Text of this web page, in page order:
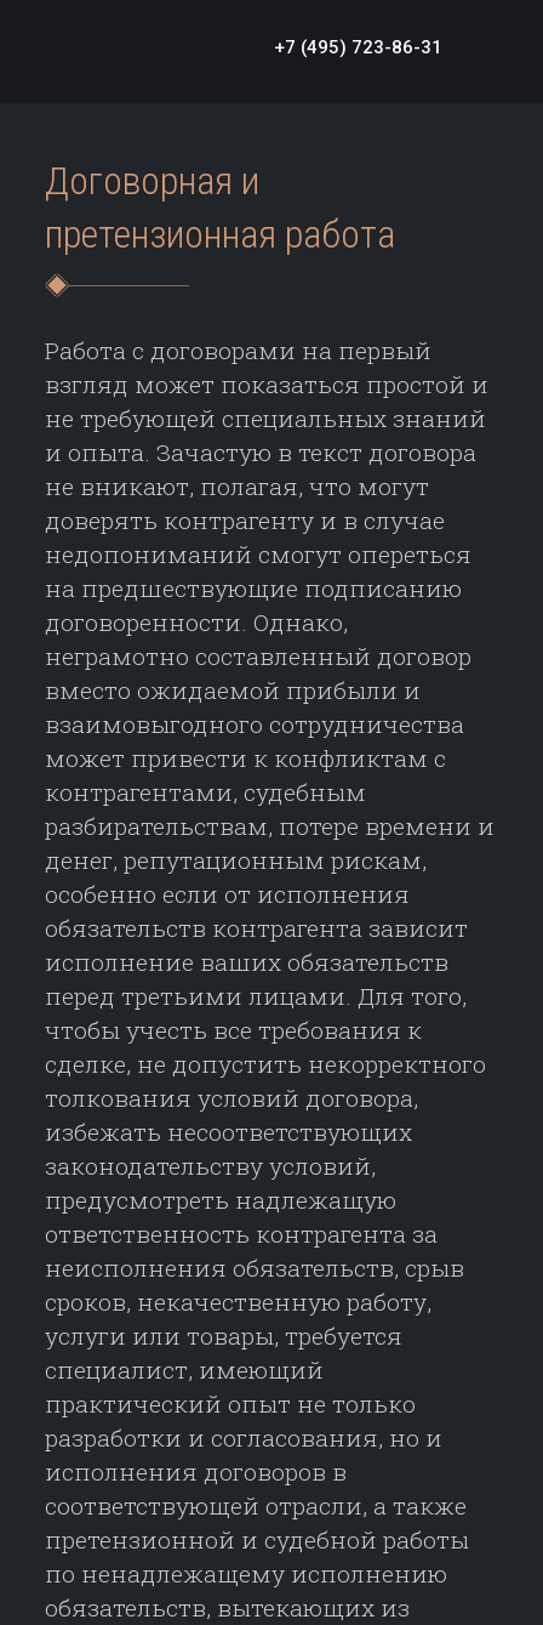
+7 (495) 723-86-31
Договорная и
претензионная работа
Работа с договорами на первый
взгляд может показаться простой и
не требующей специальных знаний
и опыта. Зачастую в текст договора
не вникают, полагая, что могут
доверять контрагенту и в случае
недопониманий смогут опереться
на предшествующие подписанию
договоренности. Однако,
неграмотно составленный договор
вместо ожидаемой прибыли и
взаимовыгодного сотрудничества
может привести к конфликтам с
контрагентами, судебным
разбирательствам, потере времени и
денег, репутационным рискам,
особенно если от исполнения
обязательств контрагента зависит
исполнение ваших обязательств
перед третьими лицами. Для того,
чтобы учесть все требования к
сделке, не допустить некорректного
толкования условий договора,
избежать несоответствующих
законодательству условий,
предусмотреть надлежащую
ответственность контрагента за
неисполнения обязательств, срыв
сроков, некачественную работу,
услуги или товары, требуется
специалист, имеющий
практический опыт не только
разработки и согласования, но и
исполнения договоров в
соответствующей отрасли, а также
претензионной и судебной работы
по ненадлежащему исполнению
обязательств, вытекающих из